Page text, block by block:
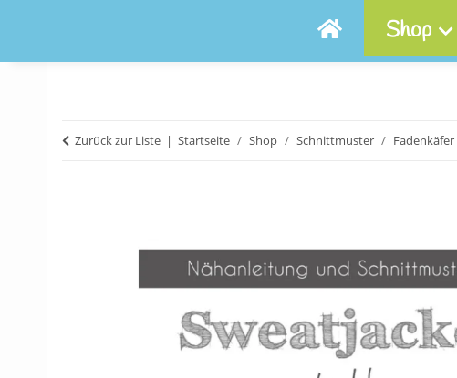
Shop
Zurück zur Liste Startseite Shop Schnittmuster Fadenkäfer